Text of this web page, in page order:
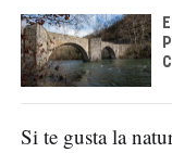
Si te gusta la